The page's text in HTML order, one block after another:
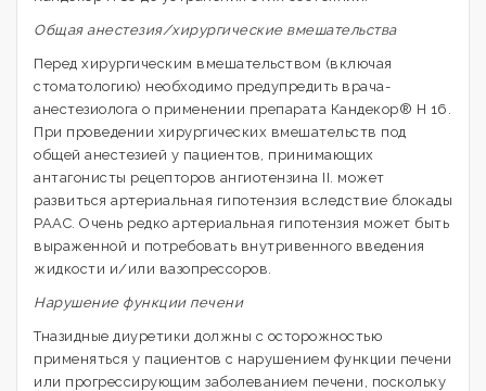
Общая анестезия/хирургические вмешательства
Перед хирургическим вмешательством (включая
стоматологию) необходимо предупредить врача-
анестезиолога о применении препарата Кандекор® Н 16.
При проведении хирургических вмешательств под
общей анестезией у пациентов, принимающих
антагонисты рецепторов ангиотензина II. может
развиться артериальная гипотензия вследствие блокады
РААС. Очень редко артериальная гипотензия может быть
выраженной и потребовать внутривенного введения
жидкости и/или вазопрессоров.
Нарушение функции печени
Тназидные диуретики должны с осторожностью
применяться у пациентов с нарушением функции печени
или прогрессирующим заболеванием печени, поскольку